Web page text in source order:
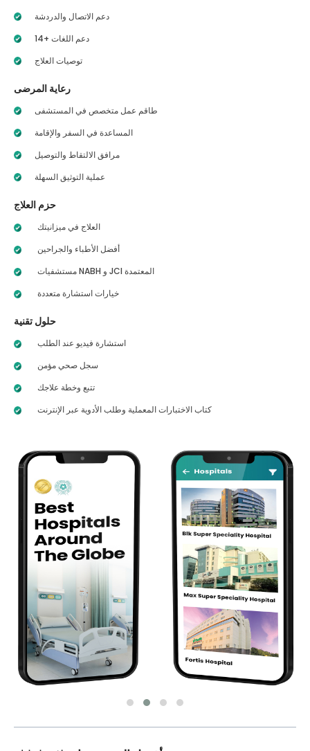
دعم الاتصال والدردشة
14+ دعم اللغات
توصيات العلاج
رعاية المرضى
طاقم عمل متخصص في المستشفى
المساعدة في السفر والإقامة
مرافق الالتقاط والتوصيل
عملية التوثيق السهلة
حزم العلاج
العلاج في ميزانيتك
أفضل الأطباء والجراحين
مستشفيات NABH و JCI المعتمدة
خيارات استشارة متعددة
حلول تقنية
استشارة فيديو عند الطلب
سجل صحي مؤمن
تتبع وخطة علاجك
كتاب الاختبارات المعملية وطلب الأدوية عبر الإنترنت